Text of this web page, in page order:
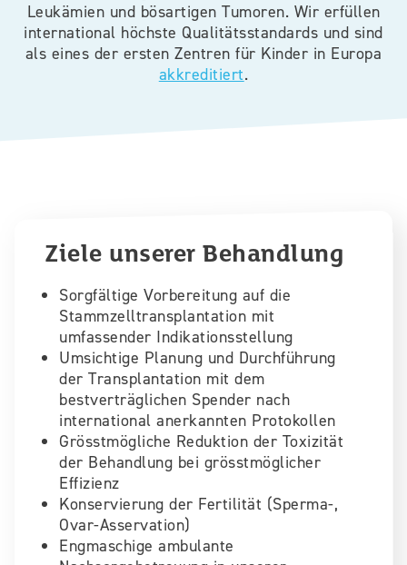
Leukämien und bösartigen Tumoren. Wir erfüllen
international höchste Qualitätsstandards und sind
als eines der ersten Zentren für Kinder in Europa
akkreditiert.
Ziele unserer Behandlung
Sorgfältige Vorbereitung auf die
Stammzelltransplantation mit
umfassender Indikationsstellung
Umsichtige Planung und Durchführung
der Transplantation mit dem
bestverträglichen Spender nach
international anerkannten Protokollen
Grösstmögliche Reduktion der Toxizität
der Behandlung bei grösstmöglicher
Effizienz
Konservierung der Fertilität (Sperma-,
Ovar-Asservation)
Engmaschige ambulante